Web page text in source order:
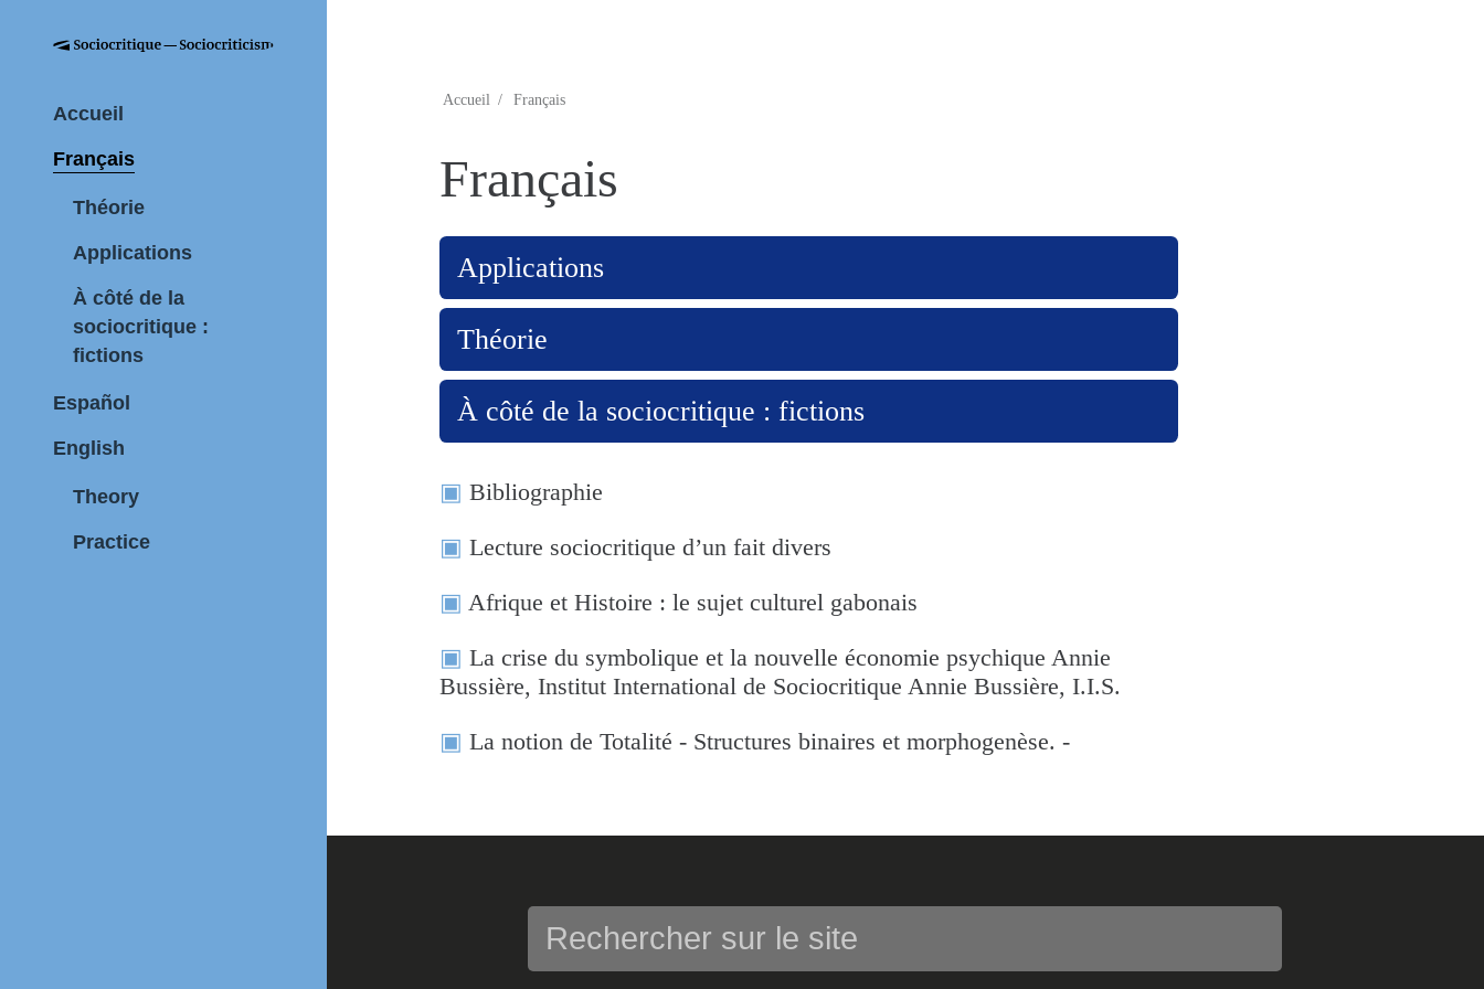
Accueil
Français
Théorie
Applications
À côté de la
sociocritique :
fictions
Español
English
Theory
Practice
Accueil / Français
Français
Applications
Théorie
À côté de la sociocritique : fictions
Bibliographie
Lecture sociocritique d’un fait divers
Afrique et Histoire : le sujet culturel gabonais
La crise du symbolique et la nouvelle économie psychique Annie
Bussière, Institut International de Sociocritique Annie Bussière, I.I.S.
La notion de Totalité - Structures binaires et morphogenèse. -